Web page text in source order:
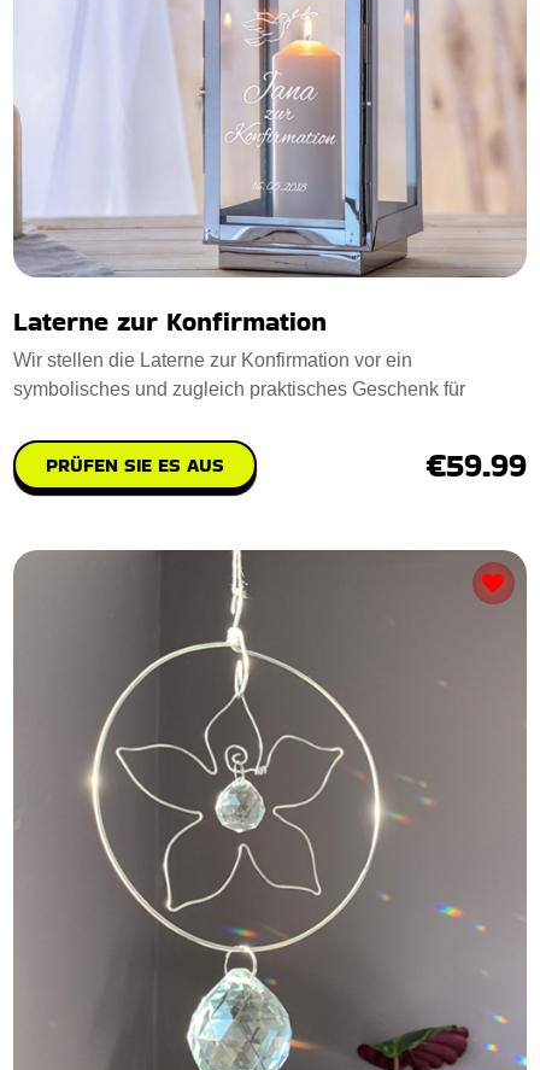
Laterne zur Konfirmation
Wir stellen die Laterne zur Konfirmation vor ein
symbolisches und zugleich praktisches Geschenk für
PRÜFEN SIE ES AUS €59.99